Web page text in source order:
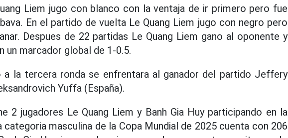
Liem jugo con blanco con la ventaja de ir primero pero fue
En el partido de vuelta Le Quang Liem jugo con negro pero
Despues de 22 partidas Le Quang Liem gano al oponente y
un marcador global de 1-0.5.
a la tercera ronda se enfrentara al ganador del partido Jeffery
Yuffa (España).
2 jugadores Le Quang Liem y Banh Gia Huy participando en la
categoria masculina de la Copa Mundial de 2025 cuenta con 206